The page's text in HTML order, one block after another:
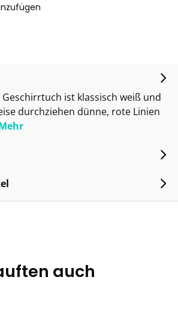
ist klassisch weiß und
durchziehen dünne, rote Linien
auch